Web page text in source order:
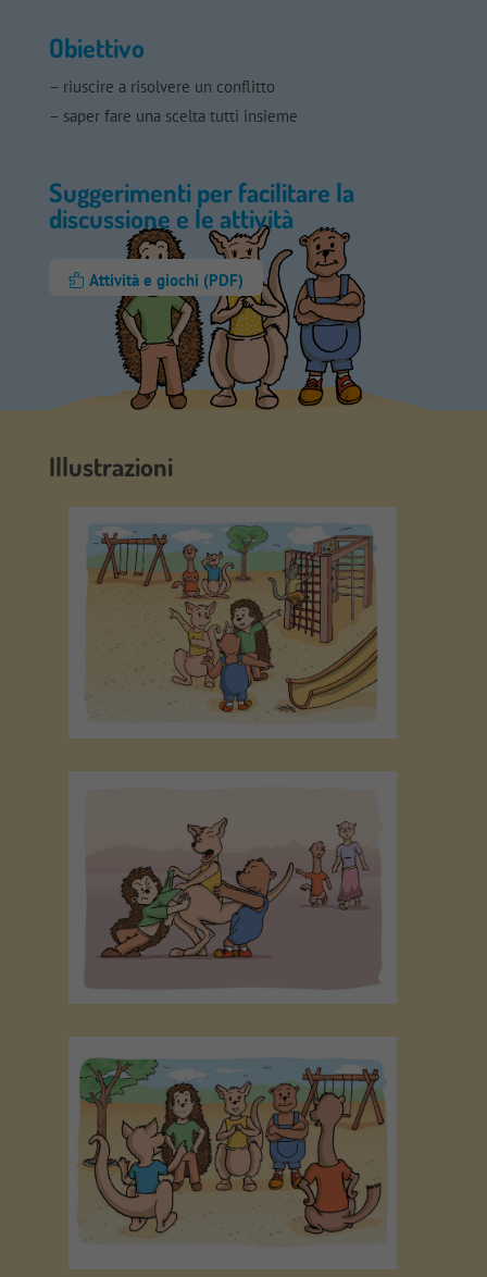
Obiettivo
– riuscire a risolvere un conflitto
– saper fare una scelta tutti insieme
Suggerimenti per facilitare la
discussione e le attività
Attività e giochi (PDF)
Illustrazioni